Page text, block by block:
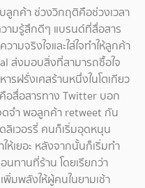
ลูกค้า ช่วงวิกฤติคือช่วงเวลา
มรู้สึกดีๆ แบรนด์ที่สื่อสาร
มจริงใจและใส่ใจทำให้ลูกค้า
ส่งมอบสิ่งที่สามารถซื้อใจ
รฝรั่งเศสร้านหนึ่งในโตเกียว
อสื่อสารทาง Twitter บอก
จำ พอลูกค้า retweet กัน
ดลิเวอรรี่ คนก็เริ่มอุดหนุน
ห้เยอะ หลังจากนั้นก็เริ่มทำ
นทานที่ร้าน โดยเรียกว่า
มพลังให้ผู้คนในยามเช้า